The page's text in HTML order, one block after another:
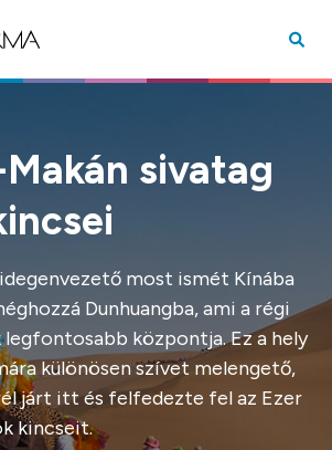
sivatag
most ismét Kínába
Dunhuangba, ami a régi
központja. Ez a hely
különösen szívet melengető,
járt itt és felfedezte fel az Ezer
kincseit.